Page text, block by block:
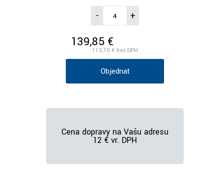
- +
139,85 €/ks vr. DPH
113,70 € bez DPH
Objednať
Cena dopravy na Vašu adresu
12 € vr. DPH